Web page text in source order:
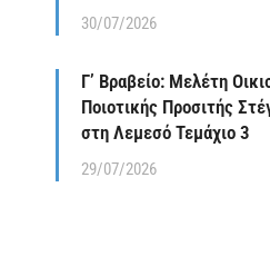
30/07/2026
Γ’ Βραβείο: Μελέτη
Ποιοτικής Προσιτής
στη Λεμεσό Τεμάχιο 3
29/07/2026